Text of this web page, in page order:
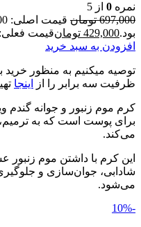
نمره 0 از 5
697,000 تومان
بود.429,000 تومانقیمت فعلی: 429,000 تومان.
افزودن به سبد خرید
توصیه میکنیم به منظور
ظرفیت سه برابر را از
اینجا
کرم موم زنبور و جوانه گندم
برای پوست است که به
می‌کند.
این کرم با داشتن موم
شادابی، جوان‌سازی و
می‌شود.
-10%